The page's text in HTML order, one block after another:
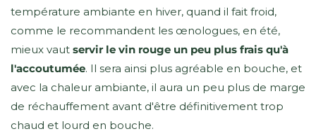
température ambiante en hiver, quand il fait froid,
comme le recommandent les œnologues, en été,
mieux vaut servir le vin rouge un peu plus frais qu'à
l'accoutumée. Il sera ainsi plus agréable en bouche, et
avec la chaleur ambiante, il aura un peu plus de marge
de réchauffement avant d'être définitivement trop
chaud et lourd en bouche.